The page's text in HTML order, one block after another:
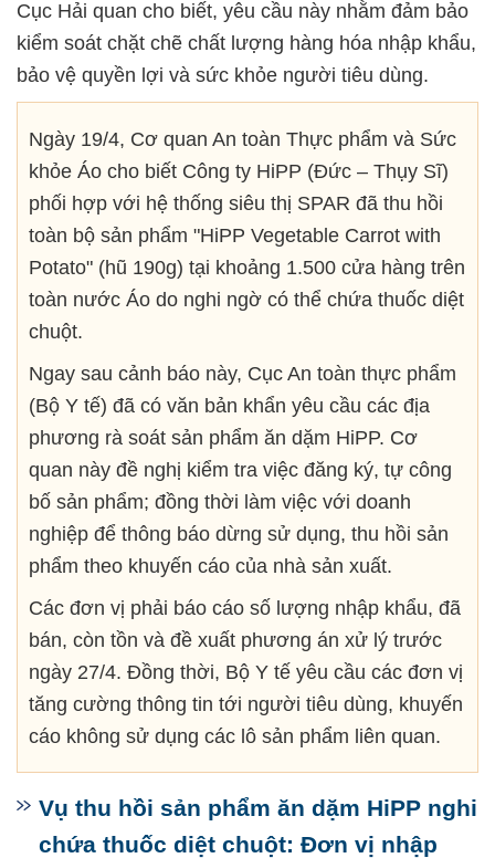
Cục Hải quan cho biết, yêu cầu này nhằm đảm bảo
kiểm soát chặt chẽ chất lượng hàng hóa nhập khẩu,
bảo vệ quyền lợi và sức khỏe người tiêu dùng.
Ngày 19/4, Cơ quan An toàn Thực phẩm và Sức
khỏe Áo cho biết Công ty HiPP (Đức – Thụy Sĩ)
phối hợp với hệ thống siêu thị SPAR đã thu hồi
toàn bộ sản phẩm "HiPP Vegetable Carrot with
Potato" (hũ 190g) tại khoảng 1.500 cửa hàng trên
toàn nước Áo do nghi ngờ có thể chứa thuốc diệt
chuột.
Ngay sau cảnh báo này, Cục An toàn thực phẩm
(Bộ Y tế) đã có văn bản khẩn yêu cầu các địa
phương rà soát sản phẩm ăn dặm HiPP. Cơ
quan này đề nghị kiểm tra việc đăng ký, tự công
bố sản phẩm; đồng thời làm việc với doanh
nghiệp để thông báo dừng sử dụng, thu hồi sản
phẩm theo khuyến cáo của nhà sản xuất.
Các đơn vị phải báo cáo số lượng nhập khẩu, đã
bán, còn tồn và đề xuất phương án xử lý trước
ngày 27/4. Đồng thời, Bộ Y tế yêu cầu các đơn vị
tăng cường thông tin tới người tiêu dùng, khuyến
cáo không sử dụng các lô sản phẩm liên quan.
Vụ thu hồi sản phẩm ăn dặm HiPP nghi
chứa thuốc diệt chuột: Đơn vị nhập